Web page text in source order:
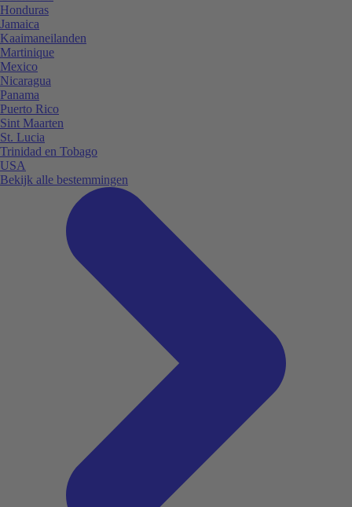
Honduras
Jamaica
Kaaimaneilanden
Martinique
Mexico
Nicaragua
Panama
Puerto Rico
Sint Maarten
St. Lucia
Trinidad en Tobago
USA
Bekijk alle bestemmingen